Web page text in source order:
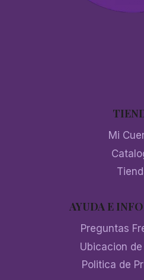
Mi
AYUDA E
Preguntas
Ubicacion
Politica de